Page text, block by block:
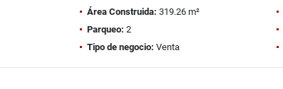
Área Construida: 319.26 m²
Parqueo: 2
Tipo de negocio: Venta